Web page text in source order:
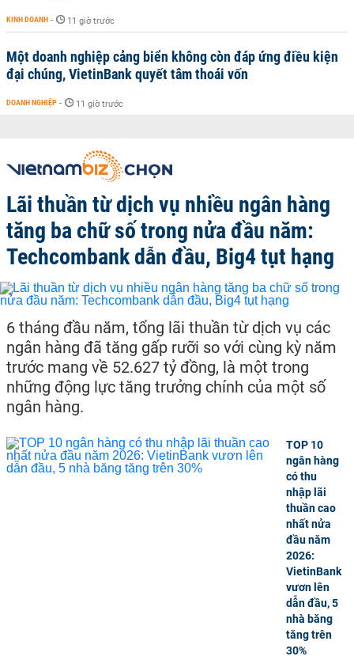
KINH DOANH - 11 giờ trước
Một doanh nghiệp cảng biển không còn đáp ứng điều kiện
đại chúng, VietinBank quyết tâm thoái vốn
DOANH NGHIỆP - 11 giờ trước
Lãi thuần từ dịch vụ nhiều ngân hàng
tăng ba chữ số trong nửa đầu năm:
Techcombank dẫn đầu, Big4 tụt hạng
6 tháng đầu năm, tổng lãi thuần từ dịch vụ các
ngân hàng đã tăng gấp rưỡi so với cùng kỳ năm
trước mang về 52.627 tỷ đồng, là một trong
những động lực tăng trưởng chính của một số
ngân hàng.
TOP 10
ngân hàng
có thu
nhập lãi
thuần cao
nhất nửa
đầu năm
2026:
VietinBank
vươn lên
dẫn đầu, 5
nhà băng
tăng trên
30%